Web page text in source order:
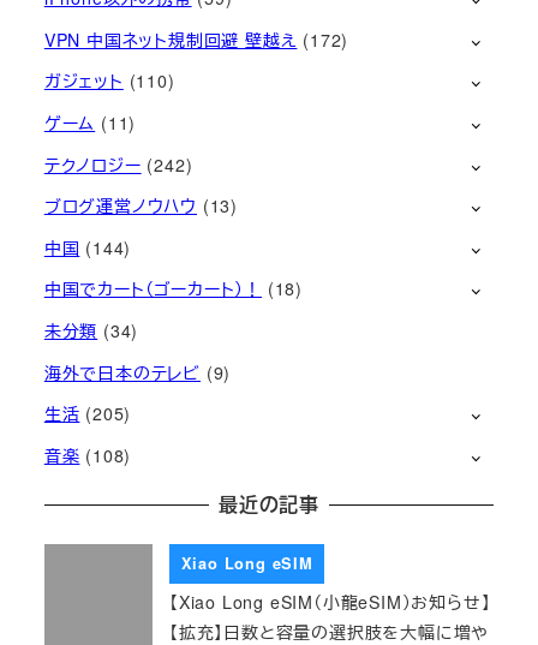
VPN 中国ネット規制回避 壁越え (172)
ガジェット (110)
ゲーム (11)
テクノロジー (242)
ブログ運営ノウハウ (13)
中国 (144)
中国でカート（ゴーカート）！
(18)
未分類 (34)
海外で日本のテレビ (9)
生活 (205)
音楽 (108)
最近の記事
Xiao Long eSIM
【Xiao Long eSIM（小龍eSIM）お知らせ】
【拡充】日数と容量の選択肢を大幅に増や